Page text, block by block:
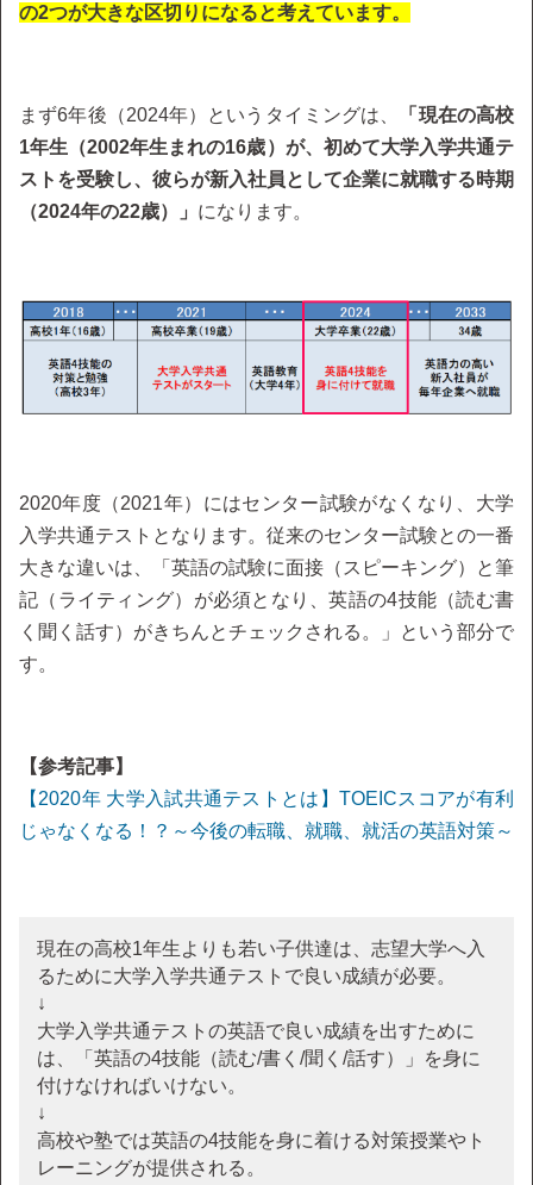
の2つが大きな区切りになると考えています。
まず6年後（2024年）というタイミングは、
「現在の高校
1年生（2002年生まれの16歳）が、初めて大学入学共通テ
ストを受験し、彼らが新入社員として企業に就職する時期
（2024年の22歳）」 になります。
2020年度（2021年）にはセンター試験がなくなり、大学
入学共通テストとなります。従来のセンター試験との一番
大きな違いは、「英語の試験に面接（スピーキング）と筆
記（ライティング）が必須となり、英語の4技能（読む書
く聞く話す）がきちんとチェックされる。」という部分で
す。
【参考記事】
【2020年 大学入試共通テストとは】TOEICスコアが有利
じゃなくなる！？～今後の転職、就職、就活の英語対策～
現在の高校1年生よりも若い子供達は、志望大学へ入
るために大学入学共通テストで良い成績が必要。
↓
大学入学共通テストの英語で良い成績を出すために
は、「英語の4技能（読む/書く/聞く/話す）」を身に
付けなければいけない。
↓
高校や塾では英語の4技能を身に着ける対策授業やト
レーニングが提供される。